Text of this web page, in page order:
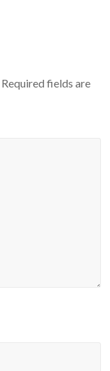
Required fields are